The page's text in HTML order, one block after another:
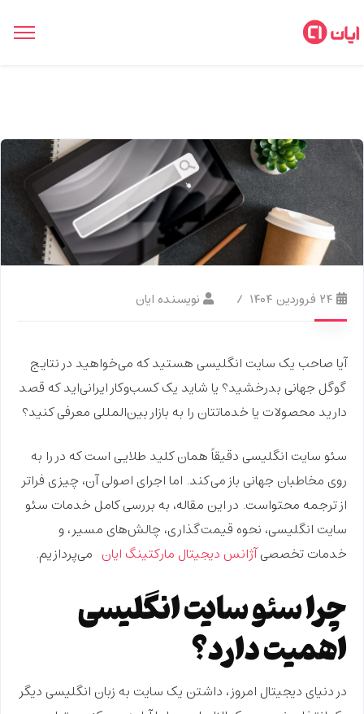
۲۴ فروردین ۱۴۰۴ نویسنده ایان
آیا صاحب یک سایت انگلیسی هستید که می‌خواهید در نتایج
گوگل جهانی بدرخشید؟ یا شاید یک کسب‌وکار ایرانی‌اید که قصد
دارید محصولات یا خدماتتان را به بازار بین‌المللی معرفی کنید؟
سئو سایت انگلیسی دقیقاً همان کلید طلایی است که در را به
روی مخاطبان جهانی باز می‌کند. اما اجرای اصولی آن، چیزی فراتر
از ترجمه محتواست. در این مقاله، به بررسی کامل خدمات سئو
سایت انگلیسی، نحوه قیمت‌گذاری، چالش‌های مسیر، و
خدمات تخصصیآژانس دیجیتال مارکتینگ ایان می‌پردازیم.
چرا سئو سایت انگلیسی
اهمیت دارد؟
در دنیای دیجیتال امروز، داشتن یک سایت به زبان انگلیسی دیگر